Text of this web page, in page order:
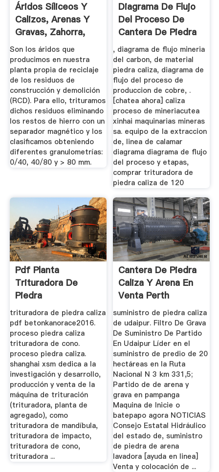
Áridos Síliceos Y
Calizos, Arenas Y
Gravas, Zahorra,
Etc.
Son los áridos que
producimos en nuestra
planta propia de reciclaje
de los residuos de
construcción y demolición
(RCD). Para ello, trituramos
dichos residuos eliminando
los restos de hierro con un
separador magnético y los
clasificamos obteniendo
diferentes granulometrías:
0/40, 40/80 y > 80 mm.
Diagrama De Flujo
Del Proceso De
Cantera De Piedra
En México
, diagrama de flujo mineria
del carbon, de material
piedra caliza, diagrama de
flujo del proceso de
produccion de cobre, .
[chatea ahora] caliza
proceso de mineriacutea
xinhai maquinarias mineras
sa. equipo de la extraccion
de, linea de calamar
diagrama diagrama de flujo
del proceso y etapas,
comprar trituradora de
piedra caliza de 120
Pdf Planta
Trituradora De
Piedra
trituradora de piedra caliza
pdf betonkanorace2016.
proceso piedra caliza
trituradora de cono.
proceso piedra caliza.
shanghai xsm dedica a la
investigación y desarrollo,
producción y venta de la
máquina de trituración
(trituradora, planta de
agregado), como
trituradora de mandíbula,
trituradora de impacto,
trituradora de cono,
trituradora ...
Cantera De Piedra
Caliza Y Arena En
Venta Perth
suministro de piedra caliza
de udaipur. Filtro De Grava
De Suministro De Partido
En Udaipur Líder en el
suministro de predio de 20
hectáreas en la Ruta
Nacional N 3 km 331,5;
Partido de de arena y
grava en pampanga
Maquina de Inicie o
batepapo agora NOTICIAS
Consejo Estatal Hidráulico
del estado de, suministro
de piedra de arena
lavadora [ayuda en linea]
Venta y colocación de ...